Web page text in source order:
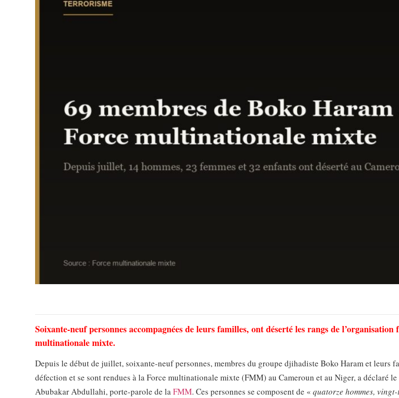
Soixante-neuf personnes accompagnées de leurs familles, ont déserté les rangs de
multinationale mixte.
Depuis le début de juillet, soixante-neuf personnes, membres du groupe djihadiste Boko Haram et leurs
défection et se sont rendues à la Force multinationale mixte (FMM) au Cameroun et au Niger, a déclaré
Abubakar Abdullahi, porte-parole de laFMM. Ces personnes se composent de « quatorze hommes,